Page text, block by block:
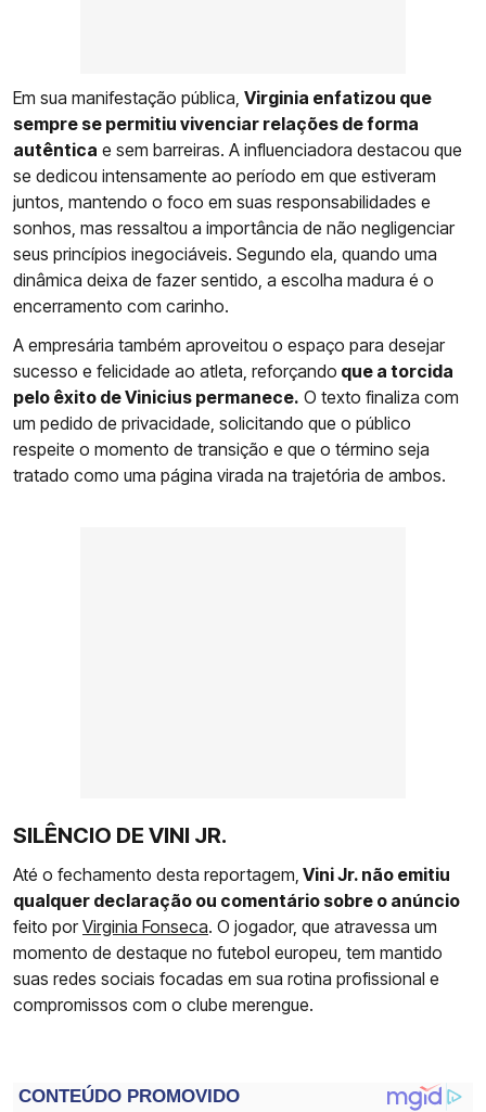
Em sua manifestação pública, Virginia enfatizou que
sempre se permitiu vivenciar relações de forma
autêntica e sem barreiras. A influenciadora destacou que
se dedicou intensamente ao período em que estiveram
juntos, mantendo o foco em suas responsabilidades e
sonhos, mas ressaltou a importância de não negligenciar
seus princípios inegociáveis. Segundo ela, quando uma
dinâmica deixa de fazer sentido, a escolha madura é o
encerramento com carinho.
A empresária também aproveitou o espaço para desejar
sucesso e felicidade ao atleta, reforçando que a torcida
pelo êxito de Vinicius permanece. O texto finaliza com
um pedido de privacidade, solicitando que o público
respeite o momento de transição e que o término seja
tratado como uma página virada na trajetória de ambos.
SILÊNCIO DE VINI JR.
Até o fechamento desta reportagem, Vini Jr. não emitiu
qualquer declaração ou comentário sobre o anúncio
feito porVirginia Fonseca. O jogador, que atravessa um
momento de destaque no futebol europeu, tem mantido
suas redes sociais focadas em sua rotina profissional e
compromissos com o clube merengue.